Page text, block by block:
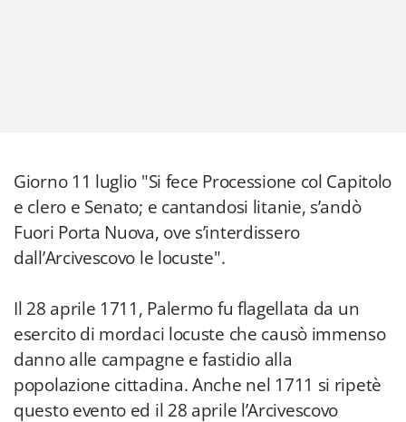
Giorno 11 luglio "Si fece Processione col Capitolo
e clero e Senato; e cantandosi litanie, s’andò
Fuori Porta Nuova, ove s’interdissero
dall’Arcivescovo le locuste".
Il 28 aprile 1711, Palermo fu flagellata da un
esercito di mordaci locuste che causò immenso
danno alle campagne e fastidio alla
popolazione cittadina. Anche nel 1711 si ripetè
questo evento ed il 28 aprile l’Arcivescovo